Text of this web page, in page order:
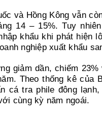
và Hồng Kông vẫn
14 – 15%. Tuy
khẩu khi phát hiện
nghiệp xuất khẩu
giảm dần, chiếm
Theo thống kê của
cá tra phile đông
cùng kỳ năm ngoái.